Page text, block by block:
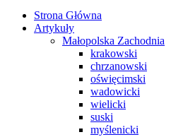
Strona Główna
Artykuły
Małopolska Zachodnia
krakowski
chrzanowski
oświęcimski
wadowicki
wielicki
suski
myślenicki